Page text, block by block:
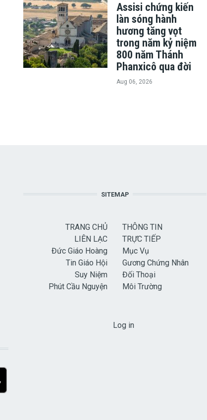
Assisi chứng kiến
làn sóng hành
hương tăng vọt
trong năm kỷ niệm
800 năm Thánh
Phanxicô qua đời
Aug 06, 2026
SITEMAP
TRANG CHỦ
LIÊN LẠC
Đức Giáo Hoàng
Tin Giáo Hội
Suy Niệm
Phút Cầu Nguyện
THÔNG TIN
TRỰC TIẾP
Mục Vụ
Gương Chứng Nhân
Đối Thoại
Môi Trường
Log in